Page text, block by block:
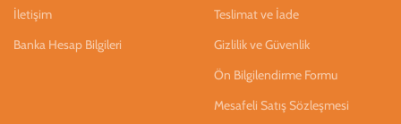
İletişim
Banka Hesap Bilgileri
Teslimat ve İade
Gizlilik ve Güvenlik
Ön Bilgilendirme Formu
Mesafeli Satış Sözleşmesi